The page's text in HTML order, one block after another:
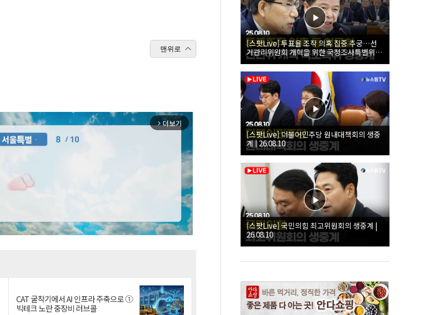
맨위로
arrow_forward_ios 더보기
CAT 굴착기에서 AI 인프라 주축으로 ①
빅테크 노란 중장비 러브콜
[스팟Live] 투표율 조작 의혹 집중 추궁…선
거관리위원회 개혁을 위한 국정조사특별위원
회 | 26.08.10
[스팟Live] 더불어민주당 원내대책회의 생중
계 | 26.08.10
[스팟Live] 국민의힘 최고위원회의 생중계 |
26.08.10